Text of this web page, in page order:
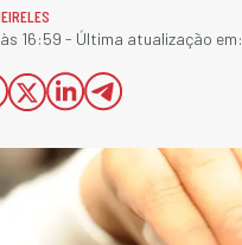
16:59 - Última atualização em: